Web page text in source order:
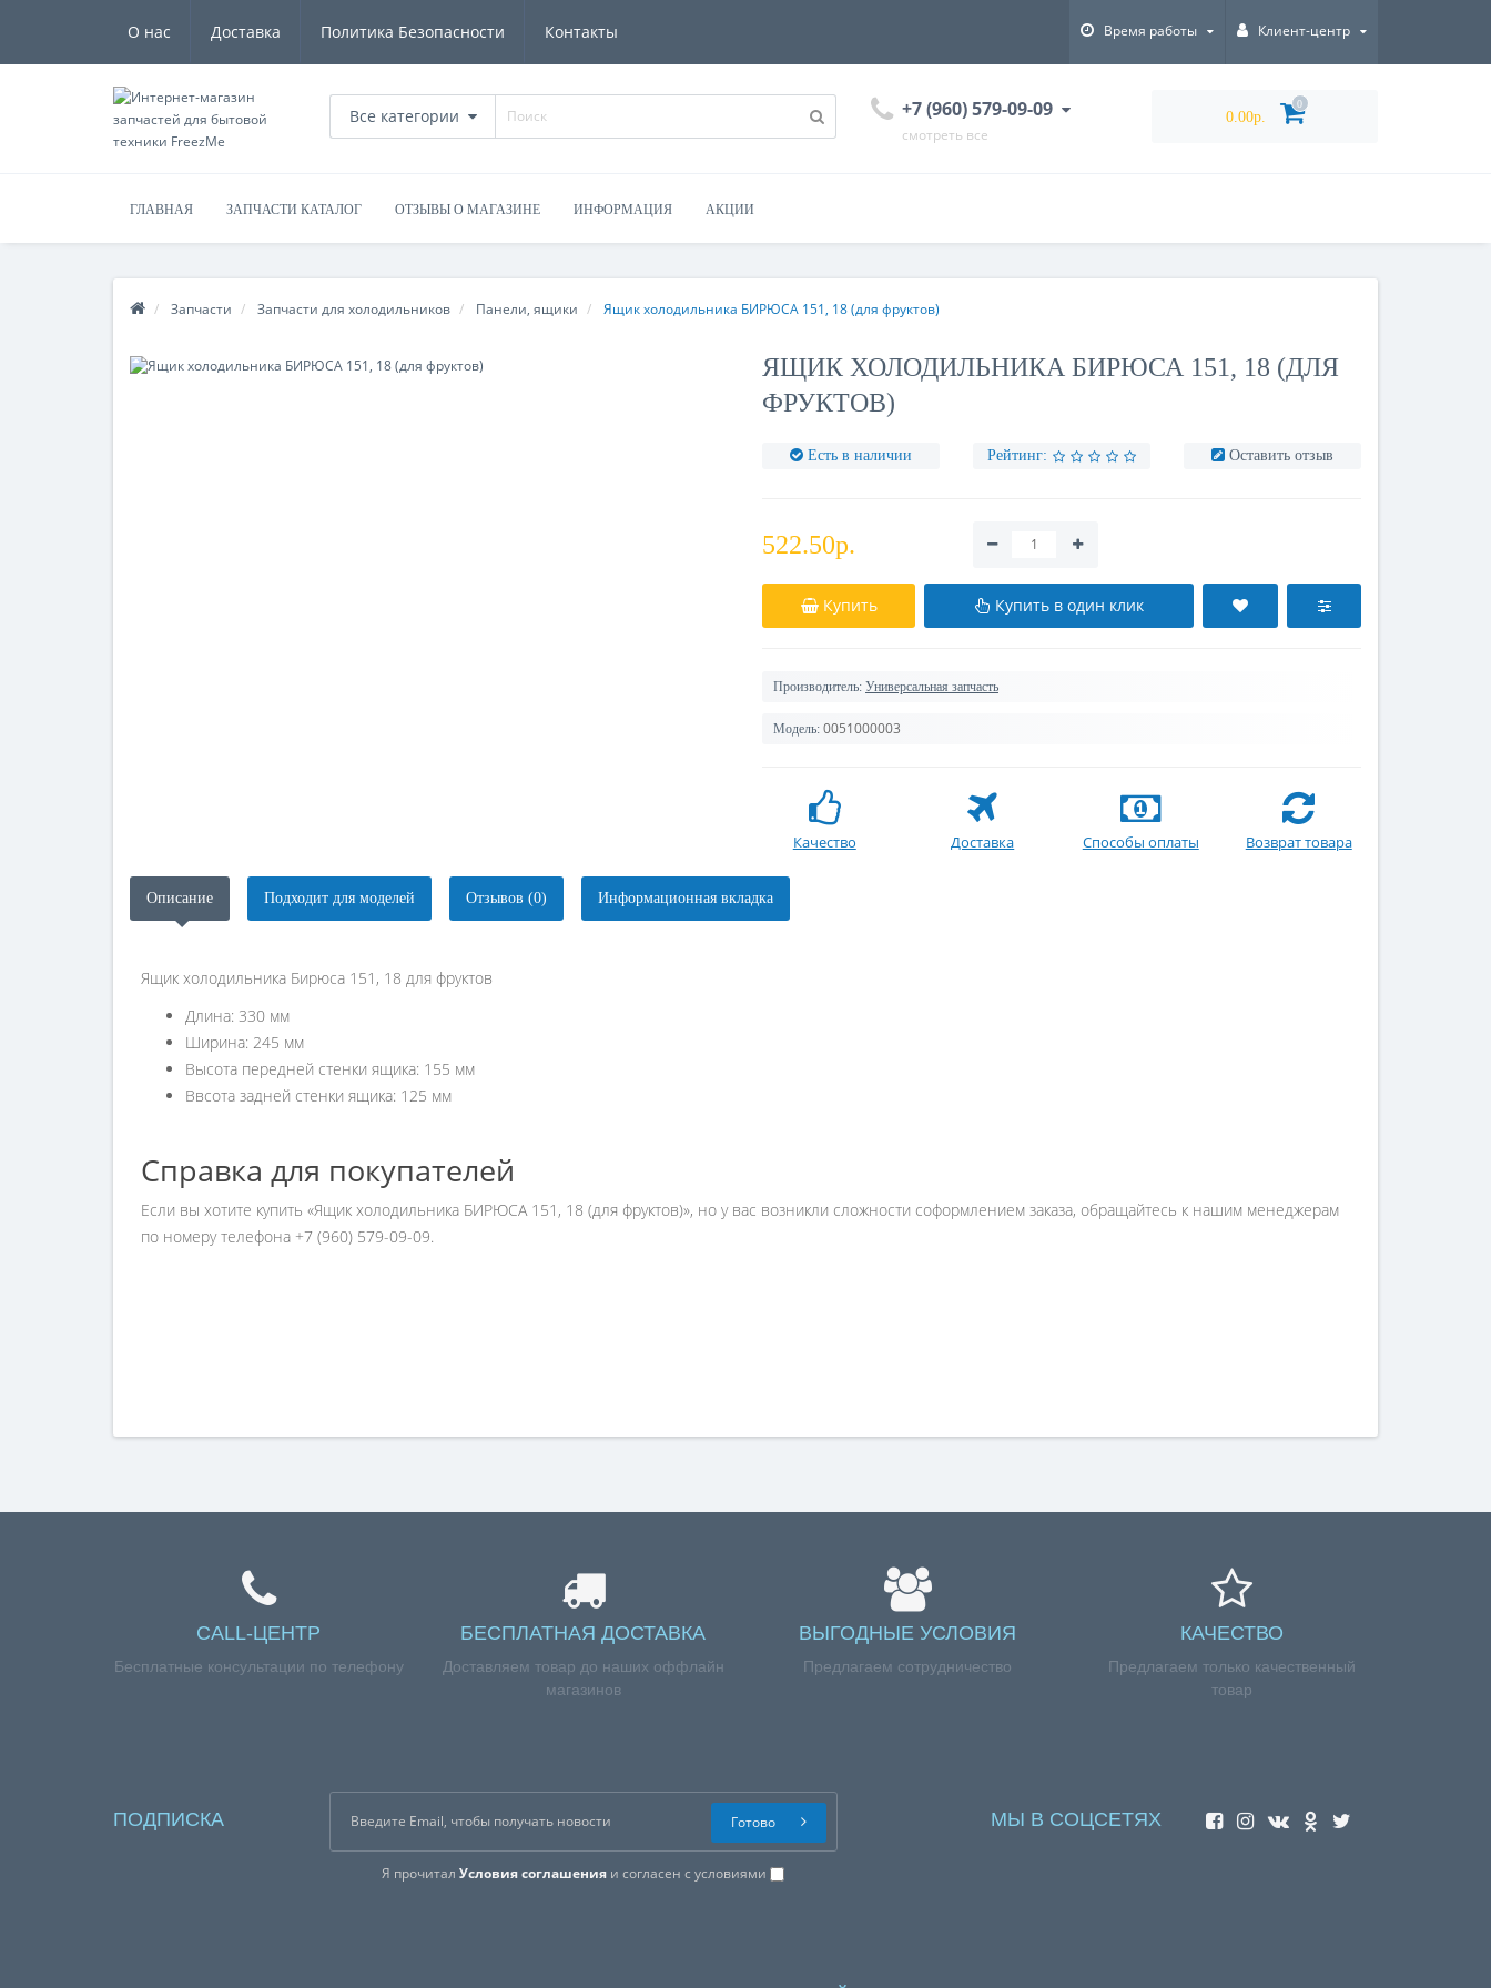
О нас Доставка Политика Безопасности Контакты Время работы Клиент-центр
Все категории +7 (960) 579-09-09
смотреть все
0.00р.
0
ГЛАВНАЯ ЗАПЧАСТИ КАТАЛОГ ОТЗЫВЫ О МАГАЗИНЕ ИНФОРМАЦИЯ АКЦИИ
Запчасти Запчасти для холодильников Панели, ящики Ящик холодильника БИРЮСА 151, 18 (для фруктов)
ЯЩИК ХОЛОДИЛЬНИКА БИРЮСА 151, 18 (ДЛЯ
ФРУКТОВ)
Есть в наличии Рейтинг: Оставить отзыв
522.50р.
Купить Купить в один клик
Производитель: Универсальная запчасть
Модель: 0051000003
Качество Доставка Способы оплаты Возврат товара
Описание Подходит для моделей Отзывов (0) Информационная вкладка
Ящик холодильника Бирюса 151, 18 для фруктов
Длина: 330 мм
Ширина: 245 мм
Высота передней стенки ящика: 155 мм
Ввсота задней стенки ящика: 125 мм
Справка для покупателей
Если вы хотите купить «Ящик холодильника БИРЮСА 151, 18 (для фруктов)», но у вас возникли сложности соформлением заказа, обращайтесь к нашим менеджерам
по номеру телефона +7 (960) 579-09-09.
CALL-ЦЕНТР
Бесплатные консультации по телефону
БЕСПЛАТНАЯ ДОСТАВКА
Доставляем товар до наших оффлайн
магазинов
ВЫГОДНЫЕ УСЛОВИЯ
Предлагаем сотрудничество
КАЧЕСТВО
Предлагаем только качественный
товар
ПОДПИСКА
Я прочиталУсловия соглашения и согласен с условиями
Готово МЫ В СОЦСЕТЯХ